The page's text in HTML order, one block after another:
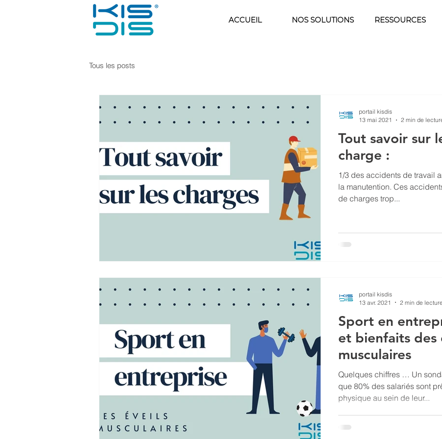
ACCUEIL NOS SOLUTIONS RESSOURCES
Tous les posts
Tout savoir sur
charge :
1/3 des accidents de travail
la manutention. Ces
de charges trop...
portail kisdis
13 mai 2021
2 min de
Sport en
et bienfaits des
musculaires
Quelques chiffres … Un
que 80% des salariés sont
physique au sein de leur...
portail kisdis
13 avr. 2021
2 min de lecture